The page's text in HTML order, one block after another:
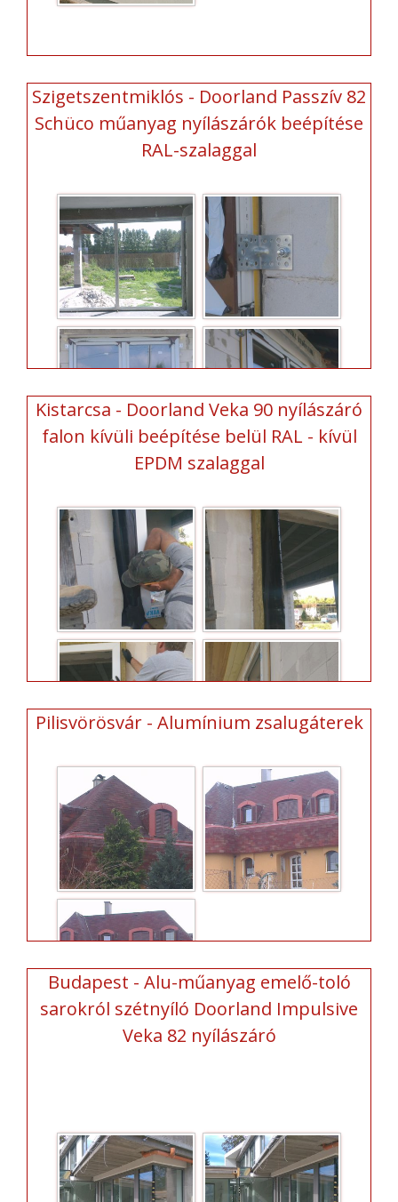
Szigetszentmiklós - Doorland Passzív 82
Schüco műanyag nyílászárók beépítése
RAL-szalaggal
Kistarcsa - Doorland Veka 90 nyílászáró
falon kívüli beépítése belül RAL - kívül
EPDM szalaggal
Pilisvörösvár - Alumínium zsalugáterek
Budapest - Alu-műanyag emelő-toló
sarokról szétnyíló Doorland Impulsive
Veka 82 nyílászáró